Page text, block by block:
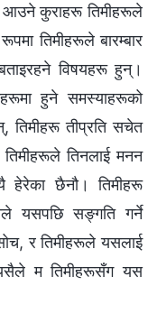
आउने कुराहरू तिमीहरूले
तिमीहरूले बारम्‍बार
विषयहरू हुन्।
हुने समस्याहरूको
तिमीहरू तीप्रति सचेत
तिमीहरूले तिनलाई मनन
हेरेका छैनौ। तिमीहरू
यसपछि सङ्गति गर्ने
र तिमीहरूले यसलाई
म तिमीहरूसँग यस